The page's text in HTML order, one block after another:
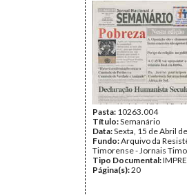
Pasta: 10263.004
Título:Semanário
Data:Sexta, 15 de Abril
Fundo:Arquivo da
Timorense - Jornais
Tipo Documental:
Página(s):20